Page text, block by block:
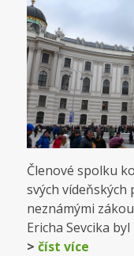
Členové spolku
svých
neznámými
Ericha Sevcika byl
> číst více